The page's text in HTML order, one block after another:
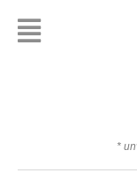
*